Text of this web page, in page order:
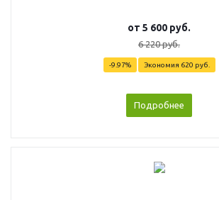
от 5 600 руб.
6 220 руб.
-9.97% Экономия 620 руб.
Подробнее